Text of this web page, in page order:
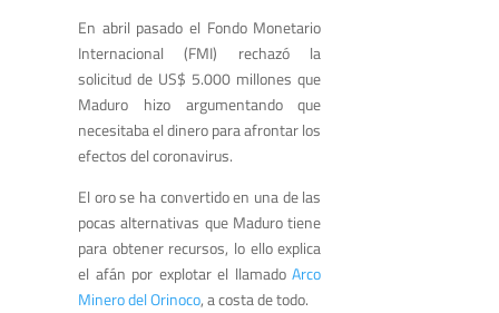
En abril pasado el Fondo Monetario
Internacional (FMI) rechazó la
solicitud de US$ 5.000 millones que
Maduro hizo argumentando que
necesitaba el dinero para afrontar los
efectos del coronavirus.
El oro se ha convertido en una de las
pocas alternativas que Maduro tiene
para obtener recursos, lo ello explica
el afán por explotar el llamadoArco
Minero del Orinoco, a costa de todo.